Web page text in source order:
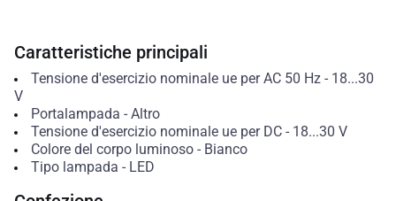
Caratteristiche principali
Tensione d'esercizio nominale ue per AC 50 Hz- 18...30
V
Portalampada - Altro
Tensione d'esercizio nominale ue per DC- 18...30 V
Colore del corpo luminoso- Bianco
Tipo lampada - LED